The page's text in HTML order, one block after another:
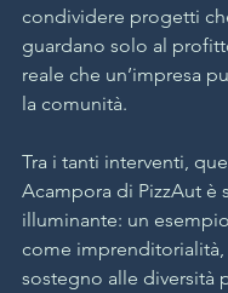
condividere progetti
guardano solo al
reale che un’impresa
la comunità.
Tra i tanti interventi,
Acampora di PizzAut è
illuminante: un
come
sostegno alle diversità